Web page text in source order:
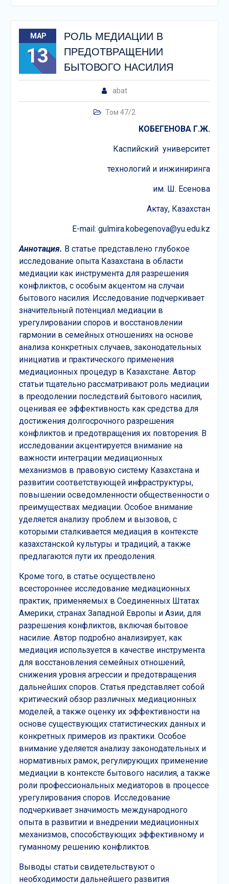
МАР
13
РОЛЬ МЕДИАЦИИ В
ПРЕДОТВРАЩЕНИИ
БЫТОВОГО НАСИЛИЯ
abat
Том 47/2
КОБЕГЕНОВА Г.Ж.
Каспийский университет
технологий и инжиниринга
им. Ш. Есенова
Актау, Казахстан
E-mail: gulmira.kobegenova@yu.edu.kz
Аннотация. В статье представлено глубокое
исследование опыта Казахстана в области
медиации как инструмента для разрешения
конфликтов, с особым акцентом на случаи
бытового насилия. Исследование подчеркивает
значительный потенциал медиации в
урегулировании споров и восстановлении
гармонии в семейных отношениях на основе
анализа конкретных случаев, законодательных
инициатив и практического применения
медиационных процедур в Казахстане. Автор
статьи тщательно рассматривают роль медиации
в преодолении последствий бытового насилия,
оценивая ее эффективность как средства для
достижения долгосрочного разрешения
конфликтов и предотвращения их повторения. В
исследовании акцентируется внимание на
важности интеграции медиационных
механизмов в правовую систему Казахстана и
развитии соответствующей инфраструктуры,
повышении осведомленности общественности о
преимуществах медиации. Особое внимание
уделяется анализу проблем и вызовов, с
которыми сталкивается медиация в контексте
казахстанской культуры и традиций, а также
предлагаются пути их преодоления.
Кроме того, в статье осуществлено
всестороннее исследование медиационных
практик, применяемых в Соединенных Штатах
Америки, странах Западной Европы и Азии, для
разрешения конфликтов, включая бытовое
насилие. Автор подробно анализирует, как
медиация используется в качестве инструмента
для восстановления семейных отношений,
снижения уровня агрессии и предотвращения
дальнейших споров. Статья представляет собой
критический обзор различных медиационных
моделей, а также оценку их эффективности на
основе существующих статистических данных и
конкретных примеров из практики. Особое
внимание уделяется анализу законодательных и
нормативных рамок, регулирующих применение
медиации в контексте бытового насилия, а также
роли профессиональных медиаторов в процессе
урегулирования споров. Исследование
подчеркивает значимость международного
опыта в развитии и внедрении медиационных
механизмов, способствующих эффективному и
гуманному решению конфликтов.
Выводы статьи свидетельствуют о
необходимости дальнейшего развития